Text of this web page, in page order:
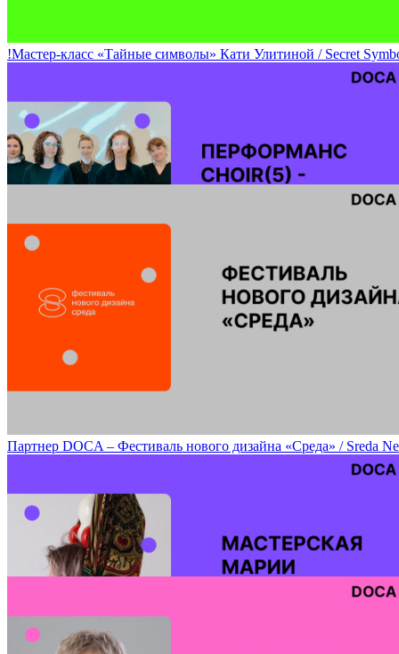
!Мастер-класс «Тайные символы» Кати Улитиной / Secret
Перформанс Choir(5) «Партитура для песочницы» / Score for
Партнер DOCA – Фестиваль нового дизайна «Среда» / Sreda